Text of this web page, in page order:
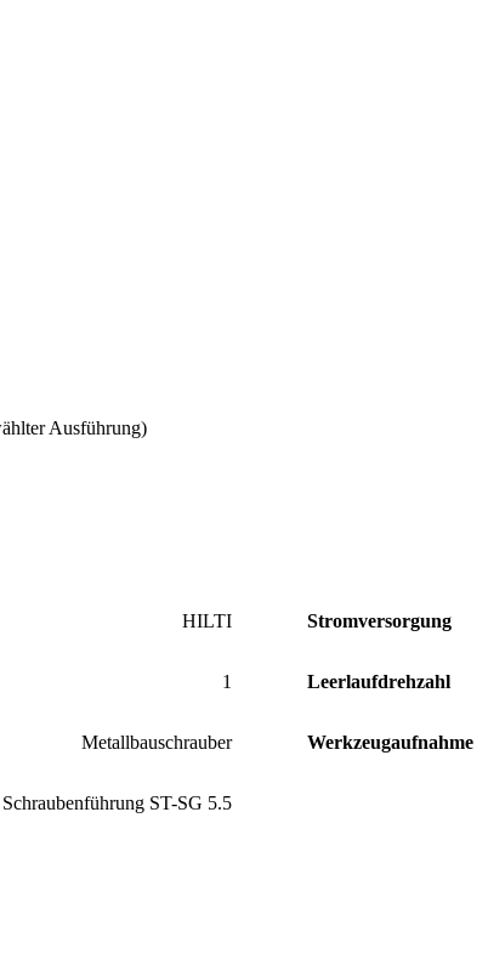
Ausführung)
HILTI Stromversorgung
1 Leerlaufdrehzahl
Metallbauschrauber Werkzeugaufnahme
Schraubenführung ST-SG 5.5